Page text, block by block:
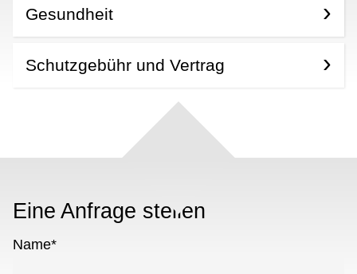
Gesundheit
Schutzgebühr und Vertrag
Eine Anfrage stellen
Name*